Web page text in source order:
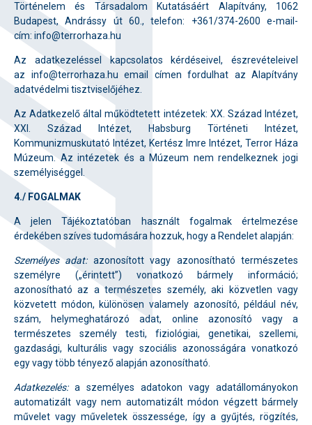
Történelem és Társadalom Kutatásáért Alapítvány, 1062
Budapest, Andrássy út 60., telefon: +361/374-2600 e-mail-
cím: info@terrorhaza.hu
Az adatkezeléssel kapcsolatos kérdéseivel, észrevételeivel
az info@terrorhaza.hu email címen fordulhat az Alapítvány
adatvédelmi tisztviselőjéhez.
Az Adatkezelő által működtetett intézetek: XX. Század Intézet,
XXI. Század Intézet, Habsburg Történeti Intézet,
Kommunizmuskutató Intézet, Kertész Imre Intézet, Terror Háza
Múzeum. Az intézetek és a Múzeum nem rendelkeznek jogi
személyiséggel.
4./ FOGALMAK
A jelen Tájékoztatóban használt fogalmak értelmezése
érdekében szíves tudomására hozzuk, hogy a Rendelet alapján:
Személyes adat:azonosított vagy azonosítható természetes
személyre („érintett”) vonatkozó bármely információ;
azonosítható az a természetes személy, aki közvetlen vagy
közvetett módon, különösen valamely azonosító, például név,
szám, helymeghatározó adat, online azonosító vagy a
természetes személy testi, fiziológiai, genetikai, szellemi,
gazdasági, kulturális vagy szociális azonosságára vonatkozó
egy vagy több tényező alapján azonosítható.
Adatkezelés:a személyes adatokon vagy adatállományokon
automatizált vagy nem automatizált módon végzett bármely
művelet vagy műveletek összessége, így a gyűjtés, rögzítés,